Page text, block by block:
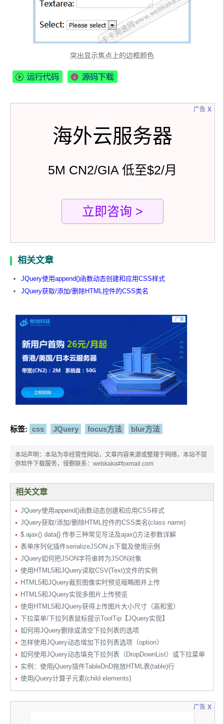
突出显示焦点上的边框颜色
广告
海外云服务器
5M CN2/GIA 低至$2/月
立即咨询 >
x
相关文章
JQuery使用append()函数动态创建和应用CSS样式
JQuery获取/添加/删除HTML控件的CSS类名
标签: css JQuery focus方法 blur方法
本站声明：本站为非经营性网站，文章内容来源或整理于网络，本站不提
供软件下载服务，侵删联系：webkaka#foxmail.com
相关文章
JQuery使用append()函数动态创建和应用CSS样式
JQuery获取/添加/删除HTML控件的CSS类名(class name)
$.ajax() data{} 传参三种常见写法及ajax()方法参数详解
表单序列化插件serializeJSON.js下载及使用示例
JQuery如何把JSON字符串转为JSON对象
使用HTML5和JQuery读取CSV(Text)文件的实例
HTML5和JQuery裁剪图像实时预览缩略图并上传
HTML5和JQuery实现多图片上传预览
使用HTML5和JQuery获得上传图片大小尺寸（高和宽）
下拉菜单/下拉列表鼠标提示ToolTip【JQuery实现】
如何用JQuery删除或清空下拉列表的选项
怎样使用JQuery动态增加下拉列表选项（option）
如何使用JQuery动态填充下拉列表（DropDownList）或下拉菜单
实例：使用jQuery插件TableDnD拖放HTML表(table)行
使用jQuery计算子元素(child elements)
广告 x